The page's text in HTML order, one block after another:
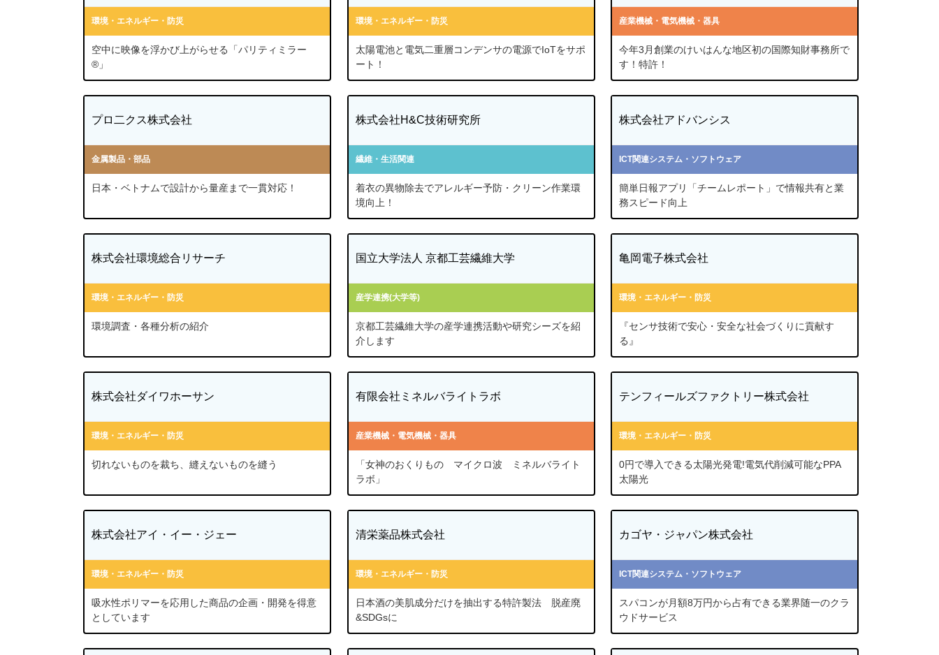
環境・エネルギー・防災
空中に映像を浮かび上がらせる「パリティミラー
®」
環境・エネルギー・防災
太陽電池と電気二重層コンデンサの電源でIoTをサポ
ート！
産業機械・電気機械・器具
今年3月創業のけいはんな地区初の国際知財事務所で
す！特許！
プロ二クス株式会社
金属製品・部品
日本・ベトナムで設計から量産まで一貫対応！
株式会社H&C技術研究所
繊維・生活関連
着衣の異物除去でアレルギー予防・クリーン作業環
境向上！
株式会社アドバンシス
ICT関連システム・ソフトウェア
簡単日報アプリ「チームレポート」で情報共有と業
務スピード向上
株式会社環境総合リサーチ
環境・エネルギー・防災
環境調査・各種分析の紹介
国立大学法人 京都工芸繊維大学
産学連携(大学等)
京都工芸繊維大学の産学連携活動や研究シーズを紹
介します
亀岡電子株式会社
環境・エネルギー・防災
『センサ技術で安心・安全な社会づくりに貢献す
る』
株式会社ダイワホーサン
環境・エネルギー・防災
切れないものを裁ち、縫えないものを縫う
有限会社ミネルバライトラボ
産業機械・電気機械・器具
「女神のおくりもの マイクロ波 ミネルバライト
ラボ」
テンフィールズファクトリー株式会社
環境・エネルギー・防災
0円で導入できる太陽光発電!電気代削減可能なPPA
太陽光
株式会社アイ・イー・ジェー
環境・エネルギー・防災
吸水性ポリマーを応用した商品の企画・開発を得意
としています
清栄薬品株式会社
環境・エネルギー・防災
日本酒の美肌成分だけを抽出する特許製法 脱産廃
&SDGsに
カゴヤ・ジャパン株式会社
ICT関連システム・ソフトウェア
スパコンが月額8万円から占有できる業界随一のクラ
ウドサービス